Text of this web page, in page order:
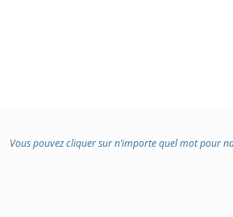
Vous pouvez cliquer sur n’importe quel mot pour